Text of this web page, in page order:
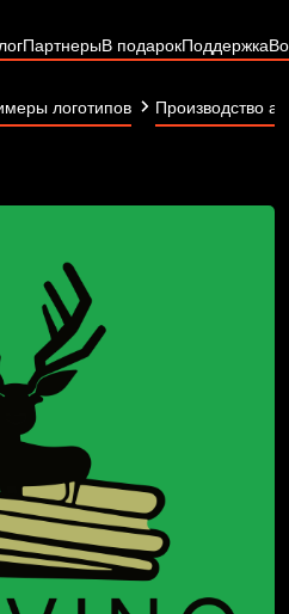
ПартнерыВ подарокПоддержка
логотипов Производство